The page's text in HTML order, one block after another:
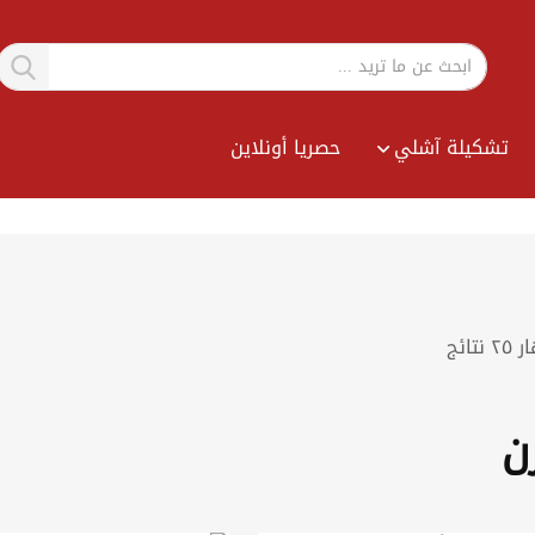
تشكيلة آشلي حصريا أونلاين
٢٥ نتائج